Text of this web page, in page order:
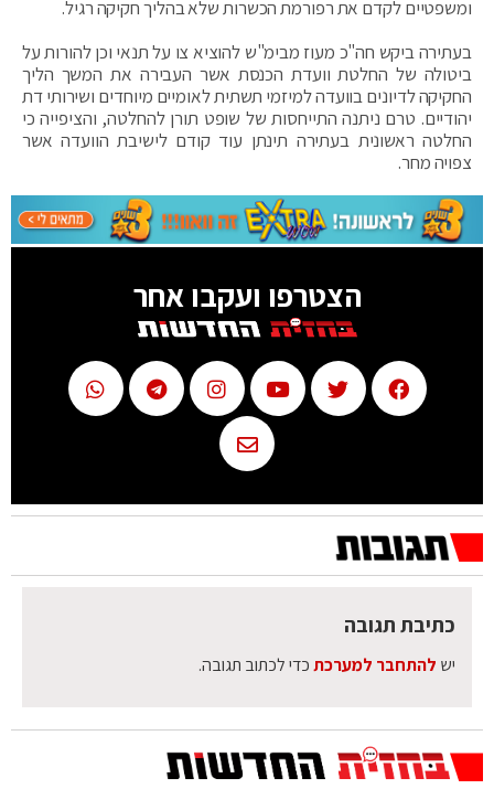
ומשפטיים לקדם את רפורמת הכשרות שלא בהליך חקיקה רגיל.
בעתירה ביקש חה"כ מעוז מבימ"ש להוציא צו על תנאי וכן להורות על
ביטולה של החלטת וועדת הכנסת אשר העבירה את המשך הליך
החקיקה לדיונים בוועדה למיזמי תשתית לאומיים מיוחדים ושירותי דת
יהודיים. טרם ניתנה התייחסות של שופט תורן להחלטה, והציפייה כי
החלטה ראשונית בעתירה תינתן עוד קודם לישיבת הוועדה אשר
צפויה מחר.
הצטרפו ועקבו אחר
כתיבת תגובה
יש להתחבר למערכתכדי לכתוב תגובה.